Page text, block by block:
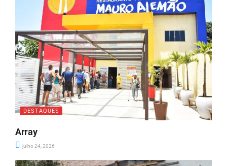
DESTAQUES
Array
julho 24, 2026